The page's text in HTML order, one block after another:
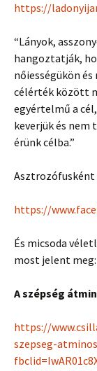
https://
“Lányok,
hangoztatják,
nőiességükön
célérték között
egyértelmű a
keverjük és
érünk célba.”
https://
És micsoda
most jelent meg:
A szépség
https://
szepseg-